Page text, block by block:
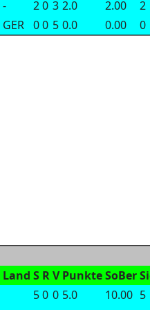
- 20 3 2.0 2.00
2
GER 00 5 0.0 0.00 0
Land S RV PunkteSoBer
50 0 5.0 10.00 5